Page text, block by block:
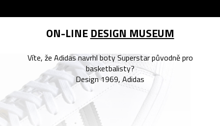
ON-LINE DESIGN MUSEUM
Víte, že Adidas navrhl boty Superstar původně pro
basketbalisty?
Design 1969, Adidas